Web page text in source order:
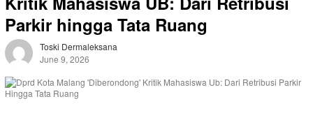
Parkir hingga Tata Ruang
Toski Dermaleksana
June 9, 2026